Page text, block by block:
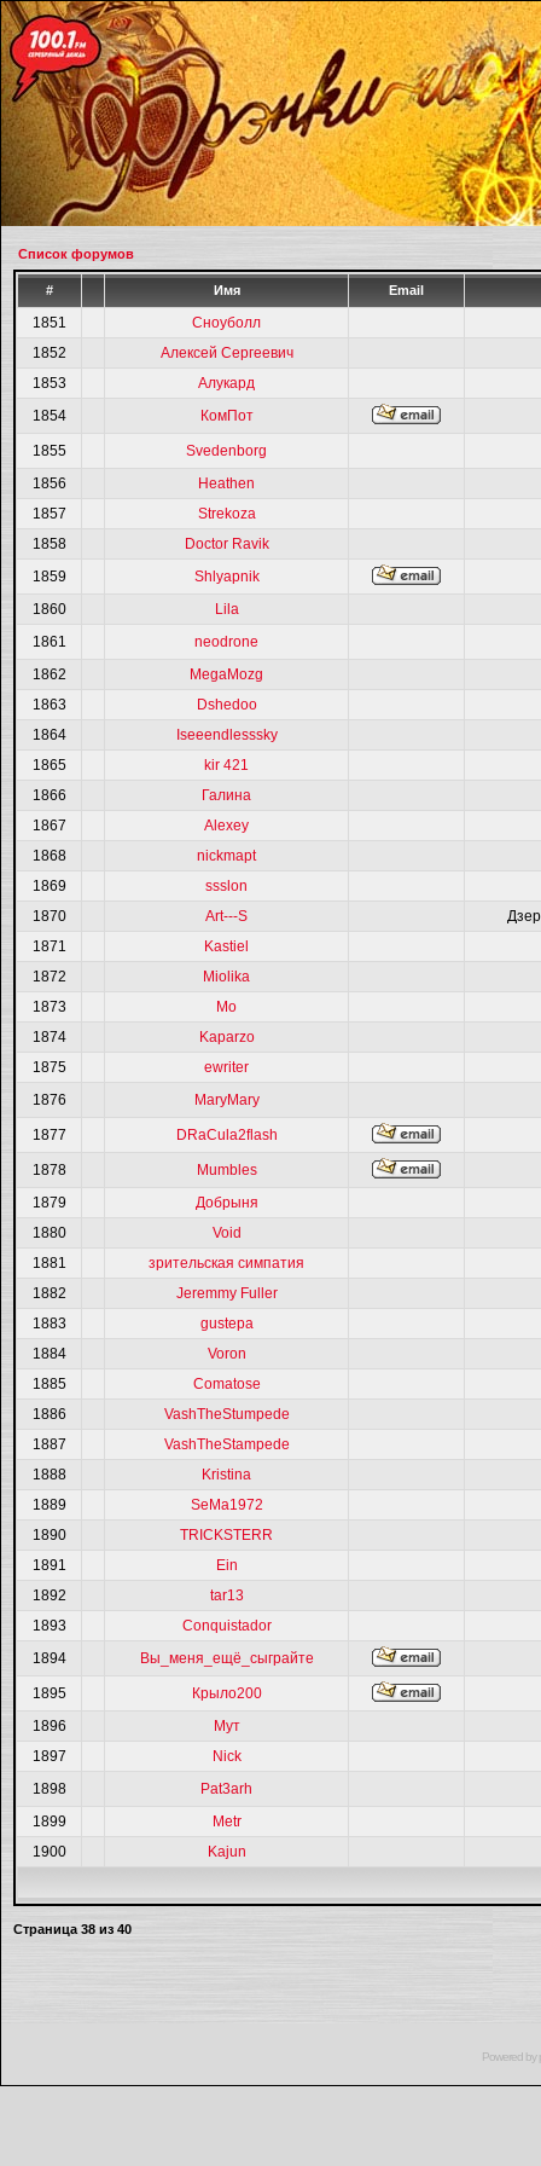
Список форумов
# Имя Email
1851
Сноуболл
1852
Алексей Сергеевич
1853
Алукард
1854
КомПот
1855
Svedenborg
1856
Heathen
1857
Strekoza
1858
Doctor Ravik
1859
Shlyapnik
1860
Lila
1861
neodrone
1862
МegaMozg
1863
Dshedoo
1864
Isеееndlesssky
1865
kir 421
1866
Галина
1867
Alexey
1868
nickmapt
1869
ssslon
1870
Art---S
1871
Kastiel
1872
Miolika
1873
Mo
1874
Kaparzo
1875
ewriter
1876
MaryMary
1877 DRaCula2flash
1878 Mumbles
1879
Добрыня
1880
Void
1881
зрительская симпатия
1882
Jeremmy Fuller
1883
gustepa
1884
Voron
1885
Comatose
1886
VashTheStumpede
1887
VashTheStampede
1888
Kristina
1889
SeMa1972
1890
TRICKSTERR
1891
Ein
1892
tar13
1893
Conquistador
1894
Вы_меня_ещё_сыграйте
1895
Крыло200
1896
Мут
1897
Nick
1898
Pat3arh
1899
Metr
1900
Kajun
Страница 38 из 40
Powered by